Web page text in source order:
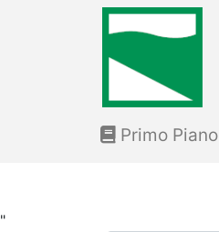
"
Primo Piano